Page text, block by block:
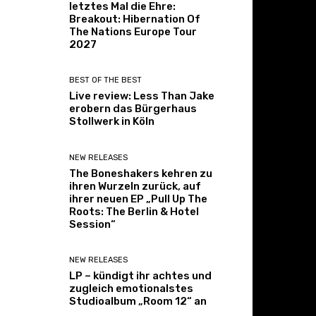
letztes Mal die Ehre:
Breakout: Hibernation Of
The Nations Europe Tour
2027
BEST OF THE BEST
Live review: Less Than Jake
erobern das Bürgerhaus
Stollwerk in Köln
NEW RELEASES
The Boneshakers kehren zu
ihren Wurzeln zurück, auf
ihrer neuen EP „Pull Up The
Roots: The Berlin & Hotel
Session“
NEW RELEASES
LP – kündigt ihr achtes und
zugleich emotionalstes
Studioalbum „Room 12“ an